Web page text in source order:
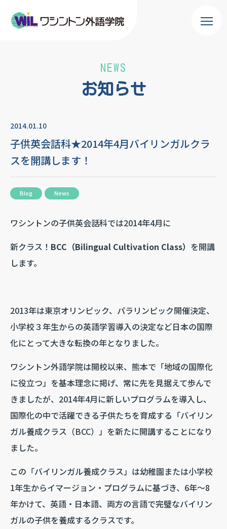
お知らせ
NEWS
2014.01.10
子供英会話科★2014年4月バイリンガルクラ
スを開講します！
Blog News
ワシントンの子供英会話科では2014年4月に
新クラス！ BCC（Bilingual Cultivation Class） を開講
します。
2013年は東京オリンピック、パラリンピック開催決定、
小学校３年生からの英語学習導入の決定など日本の国際
化にとって大きな転換の年となりました。
ワシントン外語学院は開校以来、熊本で「地域の国際化
に役立つ」を基本理念に掲げ、常に先を見据えて歩んで
きましたが、2014年4月に新しいプログラムを導入し、
国際化の中で活躍できる子供たちを育成する「バイリン
ガル養成クラス（BCC）」を新たに開講することになり
ました。
この「バイリンガル養成クラス」は幼稚園または小学校
1年生からイマージョン・プログラムに基づき、6年～8
年かけて、英語・日本語、両方の言語で完璧なバイリン
ガルの子供を養成するクラスです。